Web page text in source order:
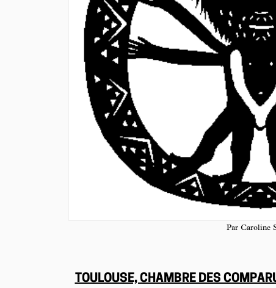
Par Caroline
TOULOUSE, CHAMBRE DES